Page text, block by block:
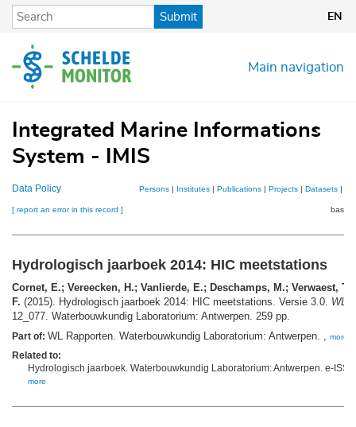
Skip
content
Submit EN
Main navigation
Integrated Marine Informations
System - IMIS
Data Policy Persons | Institutes | Publications | Projects | Datasets |
[ report an error in this record ]
Hydrologisch jaarboek 2014: HIC meetstations
Cornet, E.; Vereecken, H.; Vanlierde, E.; Deschamps, M.; Verwaest,
F. (2015). Hydrologisch jaarboek 2014: HIC meetstations. Versie 3.0. WL
12_077. Waterbouwkundig Laboratorium: Antwerpen. 259 pp.
Part of: WL Rapporten. Waterbouwkundig Laboratorium: Antwerpen. , more
Related to:
Hydrologisch jaarboek. Waterbouwkundig Laboratorium: Antwerpen. e-
more